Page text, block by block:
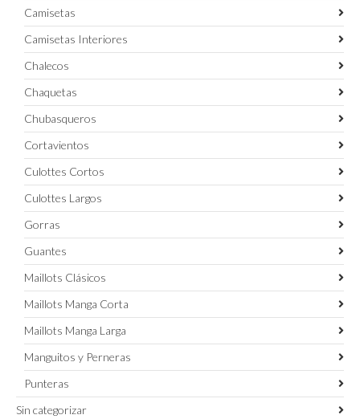
Camisetas
Camisetas Interiores
Chalecos
Chaquetas
Chubasqueros
Cortavientos
Culottes Cortos
Culottes Largos
Gorras
Guantes
Maillots Clásicos
Maillots Manga Corta
Maillots Manga Larga
Manguitos y Perneras
Punteras
Sin categorizar